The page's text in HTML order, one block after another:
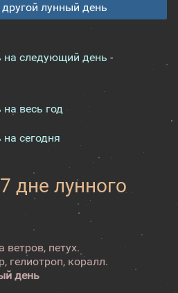
лунный день
на следующий день -
весь год
сегодня
дне лунного
ветров, петух.
гелиотроп, коралл.
день